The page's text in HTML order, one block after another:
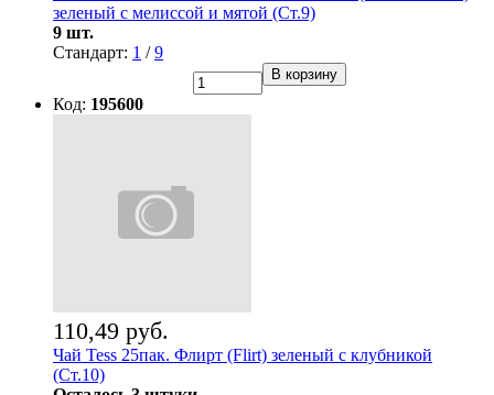
зеленый с мелиссой и мятой (Ст.9)
9 шт.
Стандарт: 1 /9
В корзину
Код: 195600
110,49 руб.
Чай Tess 25пак. Флирт (Flirt) зеленый с клубникой
(Ст.10)